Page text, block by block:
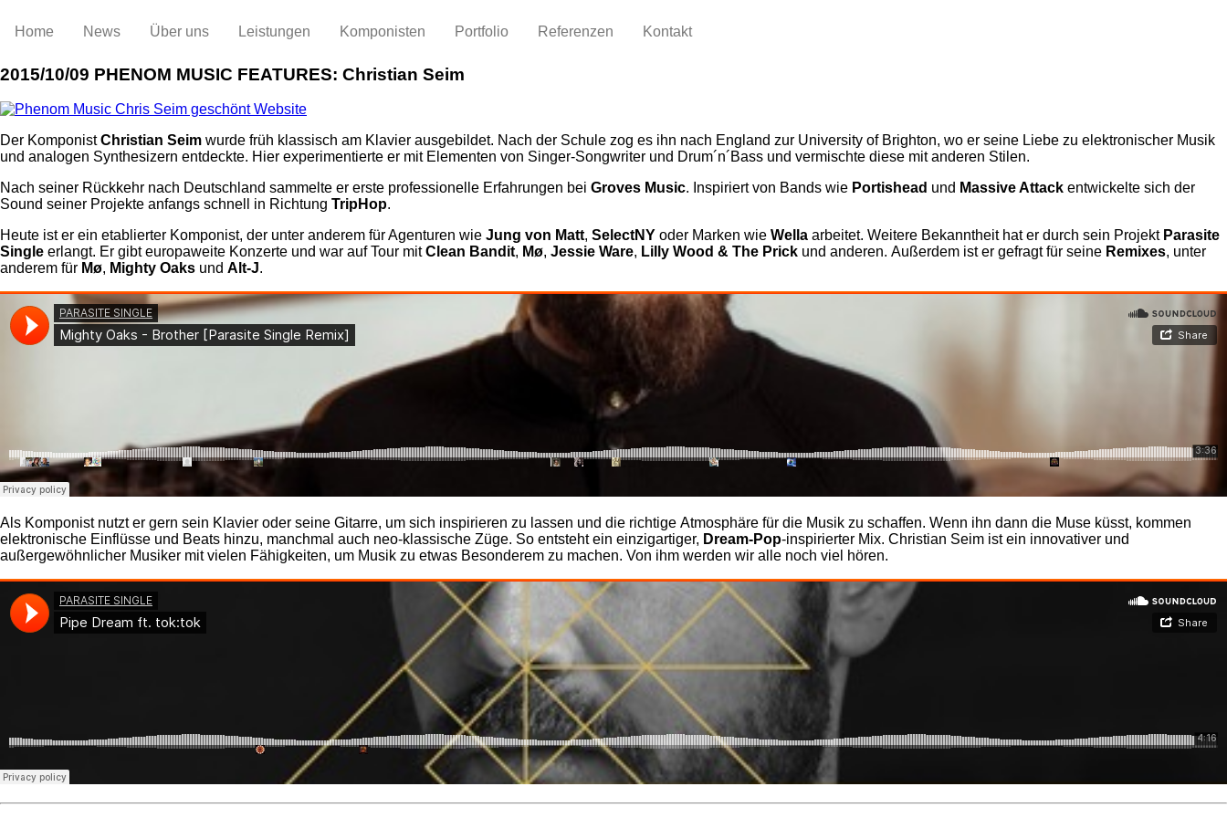
Home News Über uns Leistungen Komponisten Portfolio Referenzen Kontakt
2015/10/09 PHENOM MUSIC FEATURES: Christian Seim
Der KomponistChristian Seim wurde früh klassisch am Klavier ausgebildet. Nach der Schule zog es ihn nach England zur University of Brighton, wo er seine Liebe zu elektronischer Musik
und analogen Synthesizern entdeckte. Hier experimentierte er mit Elementen von Singer-Songwriter und Drum´n´Bass und vermischte diese mit anderen Stilen.
Nach seiner Rückkehr nach Deutschland sammelte er erste professionelle Erfahrungen bei Groves Music. Inspiriert von Bands wie Portishead und Massive Attack entwickelte sich der
Sound seiner Projekte anfangs schnell in Richtung TripHop.
Heute ist er ein etablierter Komponist, der unter anderem für Agenturen wie Jung von Matt, SelectNY oder Marken wie Wella arbeitet. Weitere Bekanntheit hat er durch sein Projekt Parasite
Single erlangt. Er gibt europaweite Konzerte und war auf Tour mitClean Bandit, Mø, Jessie Ware, Lilly Wood & The Prick und anderen. Außerdem ist er gefragt für seine Remixes, unter
anderem für Mø, Mighty Oaks und Alt-J.
Als Komponist nutzt er gern sein Klavier oder seine Gitarre, um sich inspirieren zu lassen und die richtige Atmosphäre für die Musik zu schaffen. Wenn ihn dann die Muse küsst, kommen
elektronische Einflüsse und Beats hinzu, manchmal auch neo-klassische Züge. So entsteht ein einzigartiger, Dream-Pop-inspirierter Mix. Christian Seim ist ein innovativer und
außergewöhnlicher Musiker mit vielen Fähigkeiten, um Musik zu etwas Besonderem zu machen. Von ihm werden wir alle noch viel hören.